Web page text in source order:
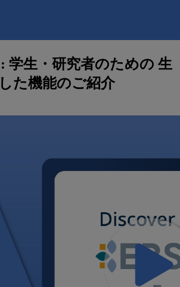
学生・研究者のための 生
た機能のご紹介